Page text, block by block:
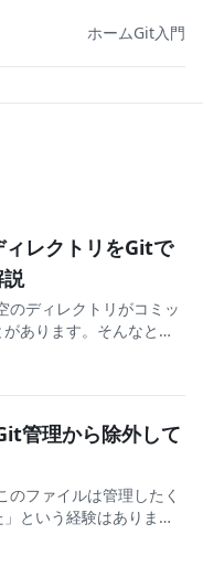
ホームGit入門
レクトリをGitで
のディレクトリがコミッ
あります。そんなとき
記事では、Git初心者の
管理から除外して
ファイルは管理したく
という経験はありませ
対象から外し、リポジ